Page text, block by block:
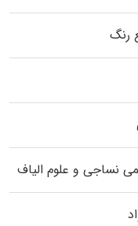
رنگ
نساجی و علوم الیاف